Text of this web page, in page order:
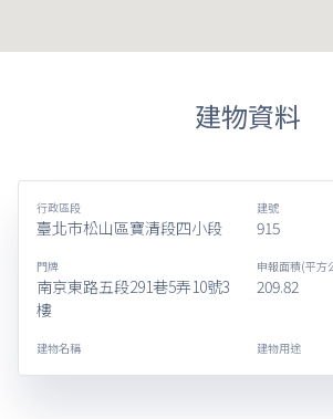
建物資料
行政區段
臺北市松山區寶清段四小段
建號
915
門牌
南京東路五段291巷5弄10號3
樓
申報面積(平方
209.82
建物名稱 建物用途